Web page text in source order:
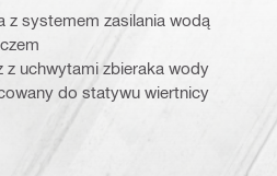
z systemem zasilania wodą
z uchwytami zbieraka wody
do statywu wiertnicy